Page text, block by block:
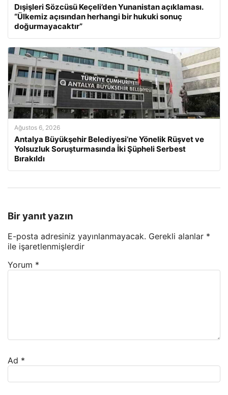
Dışişleri Sözcüsü Keçeli’den Yunanistan açıklaması.
“Ülkemiz açısından herhangi bir hukuki sonuç
doğurmayacaktır”
Ağustos 6, 2026
Antalya Büyükşehir Belediyesi’ne Yönelik Rüşvet ve
Yolsuzluk Soruşturmasında İki Şüpheli Serbest
Bırakıldı
Bir yanıt yazın
E-posta adresiniz yayınlanmayacak. Gerekli alanlar *
ile işaretlenmişlerdir
Yorum *
Ad *